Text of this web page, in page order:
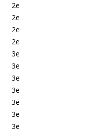
2e
2e
2e
2e
3e
3e
3e
3e
3e
3e
3e